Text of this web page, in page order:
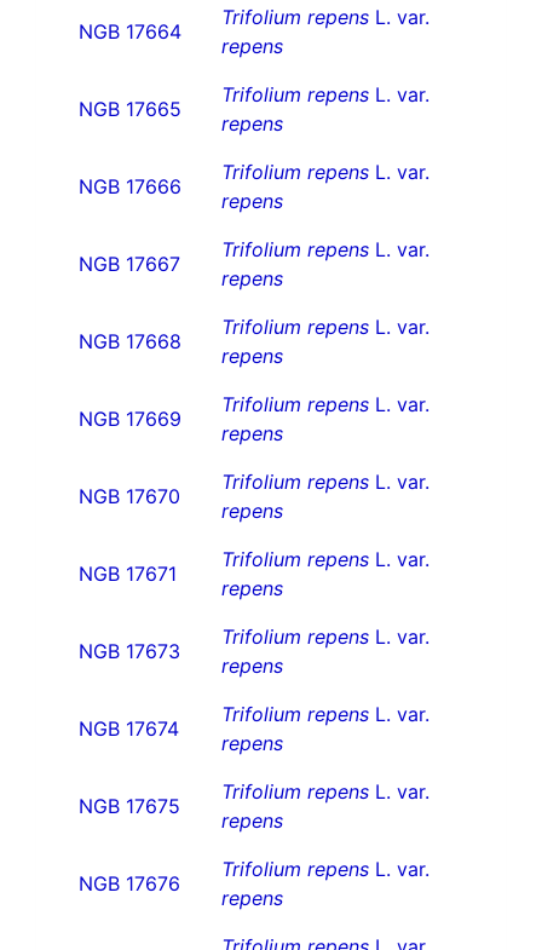
NGB 17664
Trifolium repens L. var.
repens
NGB 17665
Trifolium repens L. var.
repens
NGB 17666
Trifolium repens L. var.
repens
NGB 17667
Trifolium repens L. var.
repens
NGB 17668
Trifolium repens L. var.
repens
NGB 17669
Trifolium repens L. var.
repens
NGB 17670
Trifolium repens L. var.
repens
NGB 17671
Trifolium repens L. var.
repens
NGB 17673
Trifolium repens L. var.
repens
NGB 17674
Trifolium repens L. var.
repens
NGB 17675
Trifolium repens L. var.
repens
NGB 17676
Trifolium repens L. var.
repens